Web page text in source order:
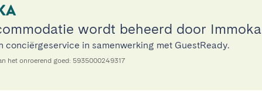
wordt beheerd door Immoka
conciërgeservice in samenwerking met GuestReady.
het onroerend goed: 5935000249317